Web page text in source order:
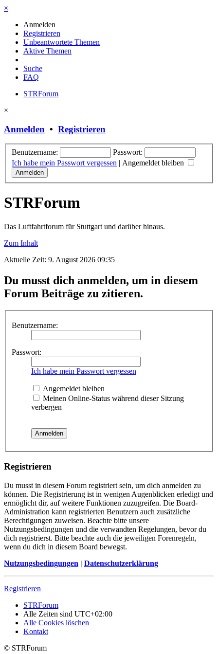
×
Anmelden
Registrieren
Unbeantwortete Themen
Aktive Themen
Suche
FAQ
STRForum
×
Anmelden • Registrieren
Benutzername:
Passwort:
Ich habe mein Passwort vergessen | Angemeldet bleiben
STRForum
Das Luftfahrtforum für Stuttgart und darüber hinaus.
Zum Inhalt
Aktuelle Zeit: 9. August 2026 09:35
Du musst dich anmelden, um in diesem
Forum Beiträge zu zitieren.
Benutzername:
Passwort:
Ich habe mein Passwort vergessen
Angemeldet bleiben
Meinen Online-Status während dieser Sitzung
verbergen
Registrieren
Du musst in diesem Forum registriert sein, um dich anmelden zu
können. Die Registrierung ist in wenigen Augenblicken erledigt und
ermöglicht dir, auf weitere Funktionen zuzugreifen. Die Board-
Administration kann registrierten Benutzern auch zusätzliche
Berechtigungen zuweisen. Beachte bitte unsere
Nutzungsbedingungen und die verwandten Regelungen, bevor du
dich registrierst. Bitte beachte auch die jeweiligen Forenregeln,
wenn du dich in diesem Board bewegst.
Nutzungsbedingungen | Datenschutzerklärung
Registrieren
STRForum
Alle Zeiten sind UTC+02:00
Alle Cookies löschen
Kontakt
© STRForum